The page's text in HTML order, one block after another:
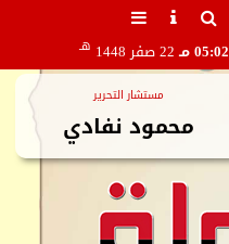
05:02 مـ 22 صفر 1448 هـ
مستشار التحرير
محمود نفادي